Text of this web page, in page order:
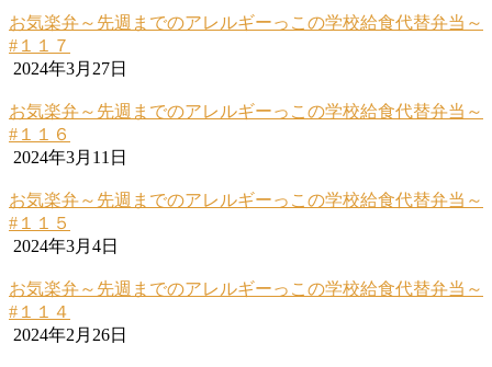
お気楽弁～先週までのアレルギーっこの学校給食代替弁当～
#１１７
2024年3月27日
お気楽弁～先週までのアレルギーっこの学校給食代替弁当～
#１１６
2024年3月11日
お気楽弁～先週までのアレルギーっこの学校給食代替弁当～
#１１５
2024年3月4日
お気楽弁～先週までのアレルギーっこの学校給食代替弁当～
#１１４
2024年2月26日